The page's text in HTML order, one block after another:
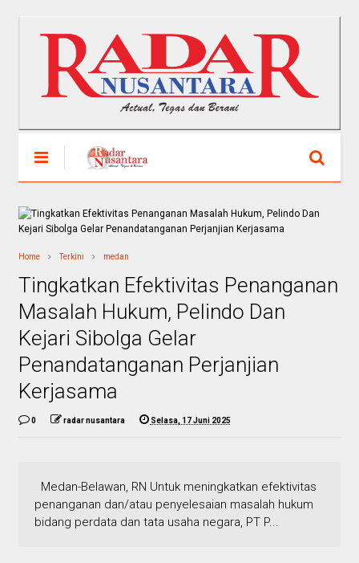
Home Terkini medan
Tingkatkan Efektivitas Penanganan
Masalah Hukum, Pelindo Dan
Kejari Sibolga Gelar
Penandatanganan Perjanjian
Kerjasama
0 radar nusantara Selasa, 17 Juni 2025
Medan-Belawan, RN Untuk meningkatkan efektivitas
penanganan dan/atau penyelesaian masalah hukum
bidang perdata dan tata usaha negara, PT P...